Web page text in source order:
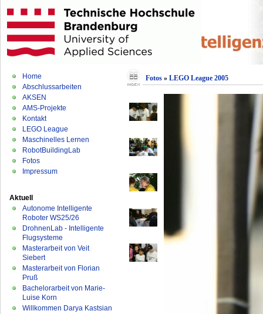
Home
Abschlussarbeiten
AKSEN
AMS-Projekte
Kontakt
LEGO League
Maschinelles Lernen
RobotBuildingLab
Fotos
Impressum
Aktuell
Autonome Intelligente
Roboter WS25/26
DrohnenLab - Intelligente
Flugsysteme
Masterarbeit von Veit
Siebert
Masterarbeit von Florian
Pruß
Bachelorarbeit von Marie-
Luise Korn
Willkommen Darya Kastsian
Fotos» LEGO League 2005